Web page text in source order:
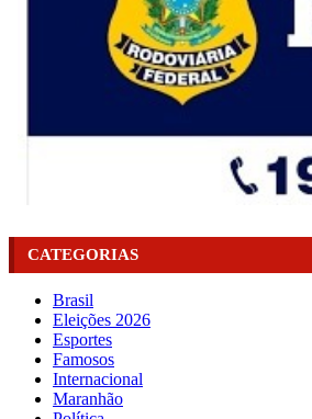
CATEGORIAS
Brasil
Eleições 2026
Esportes
Famosos
Internacional
Maranhão